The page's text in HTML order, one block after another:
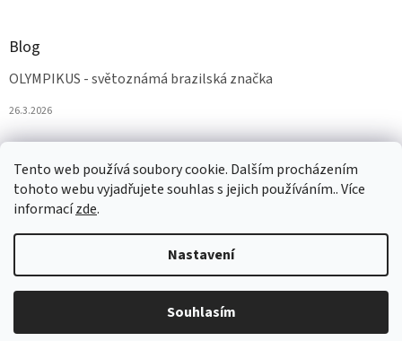
Tento web používá soubory cookie. Dalším procházením
tohoto webu vyjadřujete souhlas s jejich používáním.. Více
informacízde.
Nastavení
Souhlasím
Blog
OLYMPIKUS - světoznámá brazilská značka
26.3.2026
Vytvořil Shoptet
AZAobuv. Všechna práva vyhrazena.